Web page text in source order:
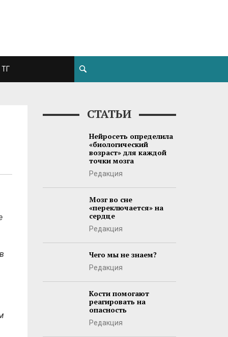
ТГ
СТАТЬИ
Нейросеть определила
«биологический
возраст» для каждой
точки мозга
Редакция
Мозг во сне
«переключается» на
сердце
Редакция
Чего мы не знаем?
Редакция
Кости помогают
реагировать на
опасность
Редакция